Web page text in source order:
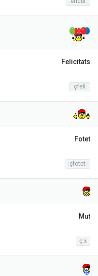
Felicitats
:çfeli:
Fotet
:çfotet:
Mut
ç:x